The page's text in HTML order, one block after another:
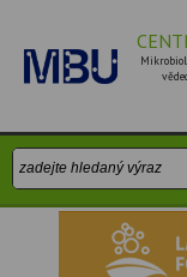
Vyhledávání: